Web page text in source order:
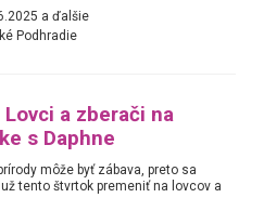
a ďalšie
Podhradie
Lovci a zberači na
s Daphne
môže byť zábava, preto sa
tento štvrtok premeniť na lovcov a